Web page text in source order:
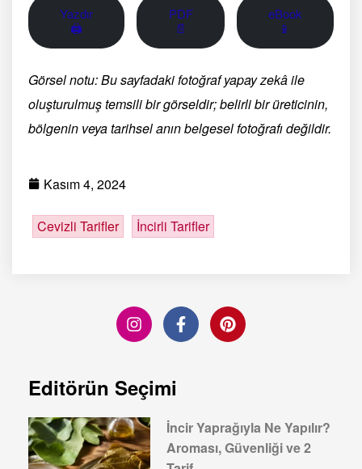
Yazdır
🖨
PDF
📄
eBook
📱
Görsel notu: Bu sayfadaki fotoğraf yapay zekâ ile
oluşturulmuş temsili bir görseldir; belirli bir üreticinin,
bölgenin veya tarihsel anın belgesel fotoğrafı değildir.
Kasım 4, 2024
Cevizli Tarifler İncirli Tarifler
Editörün Seçimi
İncir Yaprağıyla Ne Yapılır?
Aroması, Güvenliği ve 2